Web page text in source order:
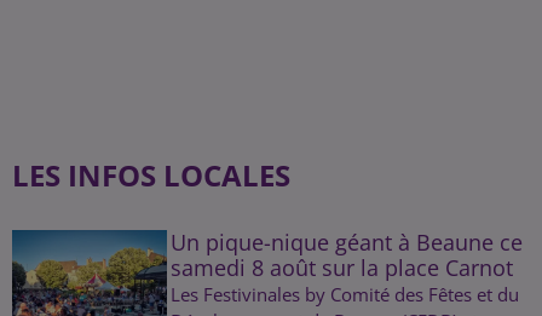
LES INFOS LOCALES
Un pique-nique géant à Beaune ce
samedi 8 août sur la place Carnot
Les Festivinales by Comité des Fêtes et du